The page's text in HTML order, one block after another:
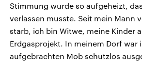
Stimmung wurde so aufgeheizt,
verlassen musste. Seit mein Mann
starb, ich bin Witwe, meine Kinder
Erdgasprojekt. In meinem Dorf war
aufgebrachten Mob schutzlos